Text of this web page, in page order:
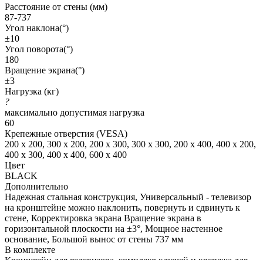
Расстояние от стены (мм)
87-737
Угол наклона(°)
±10
Угол поворота(°)
180
Вращение экрана(°)
±3
Нагрузка (кг)
?
максимально допустимая нагрузка
60
Крепежные отверстия (VESA)
200 x 200, 300 x 200, 200 x 300, 300 x 300, 200 x 400, 400 x 200,
400 x 300, 400 x 400, 600 x 400
Цвет
BLACK
Дополнительно
Надежная стальная конструкция, Универсальный - телевизор
на кронштейне можно наклонить, повернуть и сдвинуть к
стене, Корректировка экрана Вращение экрана в
горизонтальной плоскости на ±3°, Мощное настенное
основание, Большой вынос от стены 737 мм
В комплекте